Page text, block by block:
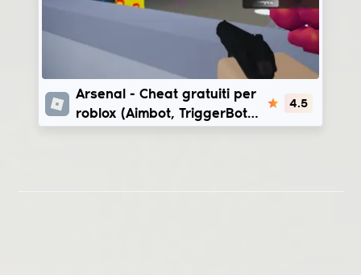
Arsenal
Arsenal - Cheat gratuiti per
roblox (Aimbot, TriggerBot,
4.5